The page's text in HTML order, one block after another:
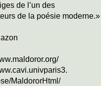
de l’un des
de la poésie moderne.»
MaldororHtml/